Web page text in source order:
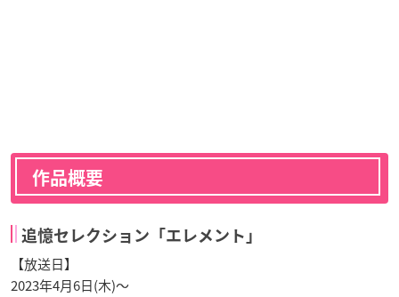
作品概要
追憶セレクション「エレメント」
【放送日】
2023年4月6日(木)～